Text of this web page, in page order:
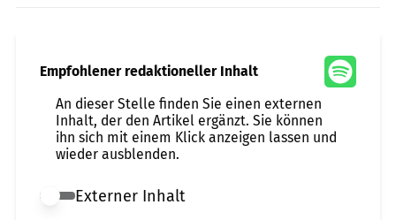
Empfohlener redaktioneller Inhalt
An dieser Stelle finden Sie einen externen
Inhalt, der den Artikel ergänzt. Sie können
ihn sich mit einem Klick anzeigen lassen und
wieder ausblenden.
Externer Inhalt erlauben
Externer Inhalt